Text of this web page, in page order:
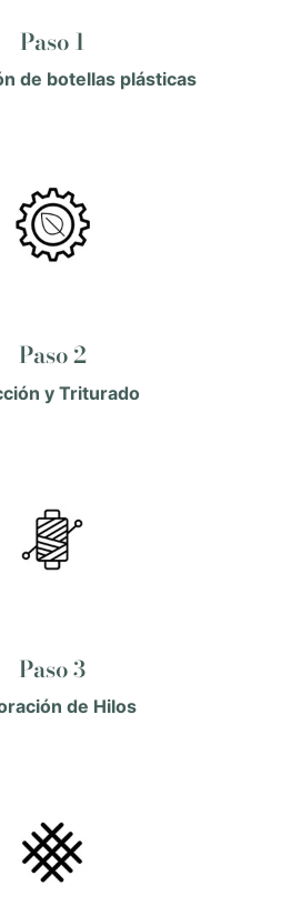
Paso 1
de botellas plásticas
Paso 2
y Triturado
Paso 3
de Hilos